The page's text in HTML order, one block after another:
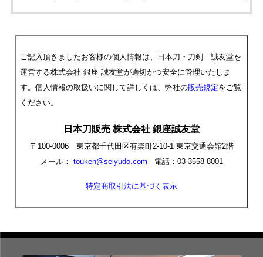
ご記入頂きましたお客様の個人情報は、日本刀・刀剣 誠友堂を
運営する株式会社 銀座 誠友堂が適切かつ安全に管理いたしま
す。個人情報の取扱いに関して詳しくは、弊社の販売規定をご覧
ください。
日本刀販売 株式会社 銀座誠友堂
〒100-0006 東京都千代田区有楽町2-10-1 東京交通会館2階
メール： touken@seiyudo.com 電話：03-3558-8001
特定商取引法に基づく表示